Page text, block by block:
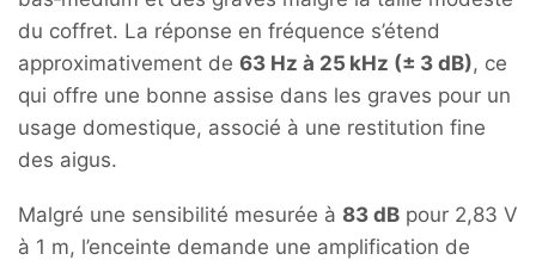
du coffret. La réponse en fréquence s’étend
approximativement de 63 Hz à 25 kHz (± 3 dB), ce
qui offre une bonne assise dans les graves pour un
usage domestique, associé à une restitution fine
des aigus.
Malgré une sensibilité mesurée à 83 dB pour 2,83 V
à 1 m, l’enceinte demande une amplification de